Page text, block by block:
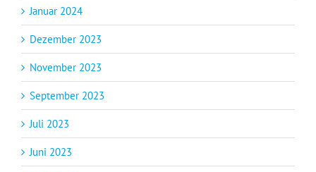
Januar 2024
Dezember 2023
November 2023
September 2023
Juli 2023
Juni 2023